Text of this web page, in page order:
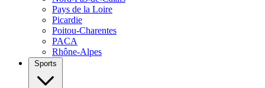
Pays de la Loire
Picardie
Poitou-Charentes
PACA
Rhône-Alpes
Sports